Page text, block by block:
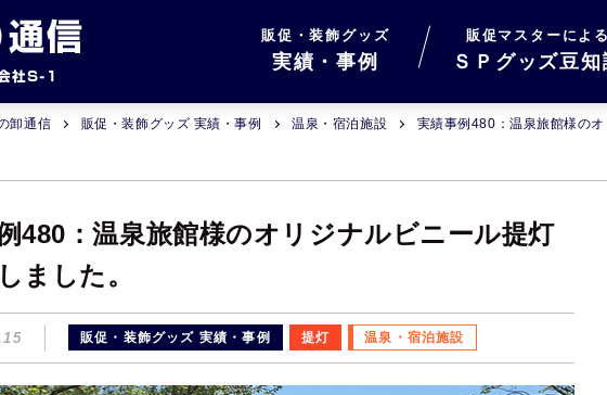
販促・装飾グッズ
実績・事例
販促マスターによる
ＳＰグッズ豆知
卸通信 販促・装飾グッズ 実績・事例 温泉・宿泊施設 実績事例480：温泉旅館様の
480：温泉旅館様のオリジナルビニール提灯
ました。
販促・装飾グッズ 実績・事例 提灯 温泉・宿泊施設